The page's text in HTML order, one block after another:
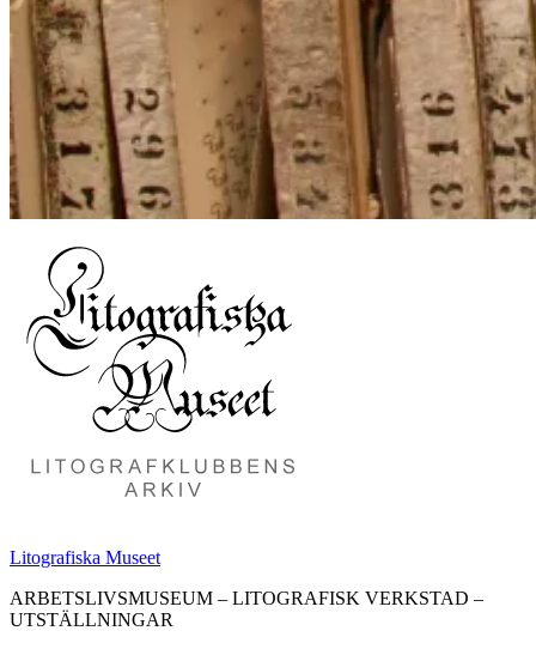
Litografiska Museet
ARBETSLIVSMUSEUM – LITOGRAFISK VERKSTAD –
UTSTÄLLNINGAR